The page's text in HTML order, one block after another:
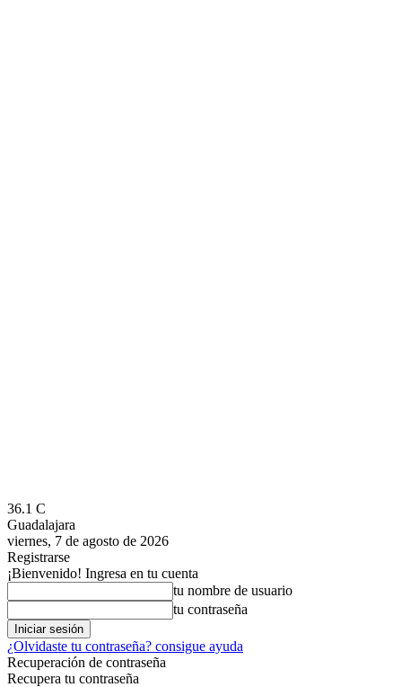
36.1 C
Guadalajara
viernes, 7 de agosto de 2026
Registrarse
¡Bienvenido! Ingresa en tu cuenta
tu nombre de usuario
tu contraseña
¿Olvidaste tu contraseña? consigue ayuda
Recuperación de contraseña
Recupera tu contraseña